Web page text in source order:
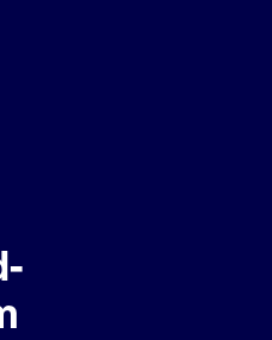
laadpaal